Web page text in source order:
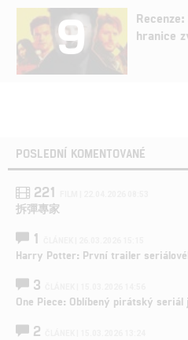
9
hranice
POSLEDNÍ KOMENTOVANÉ
221
拆彈專家
1
Harry Potter: První trailer
3
One Piece: Oblíbený pirátský
2